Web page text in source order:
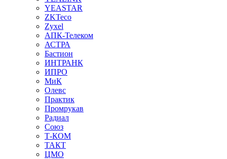
YEASTAR
ZKTeco
Zyxel
АПК-Телеком
АСТРА
Бастион
ИНТРАНК
ИПРО
МиК
Олевс
Практик
Промрукав
Радиал
Союз
Т-КОМ
ТАКТ
ЦМО